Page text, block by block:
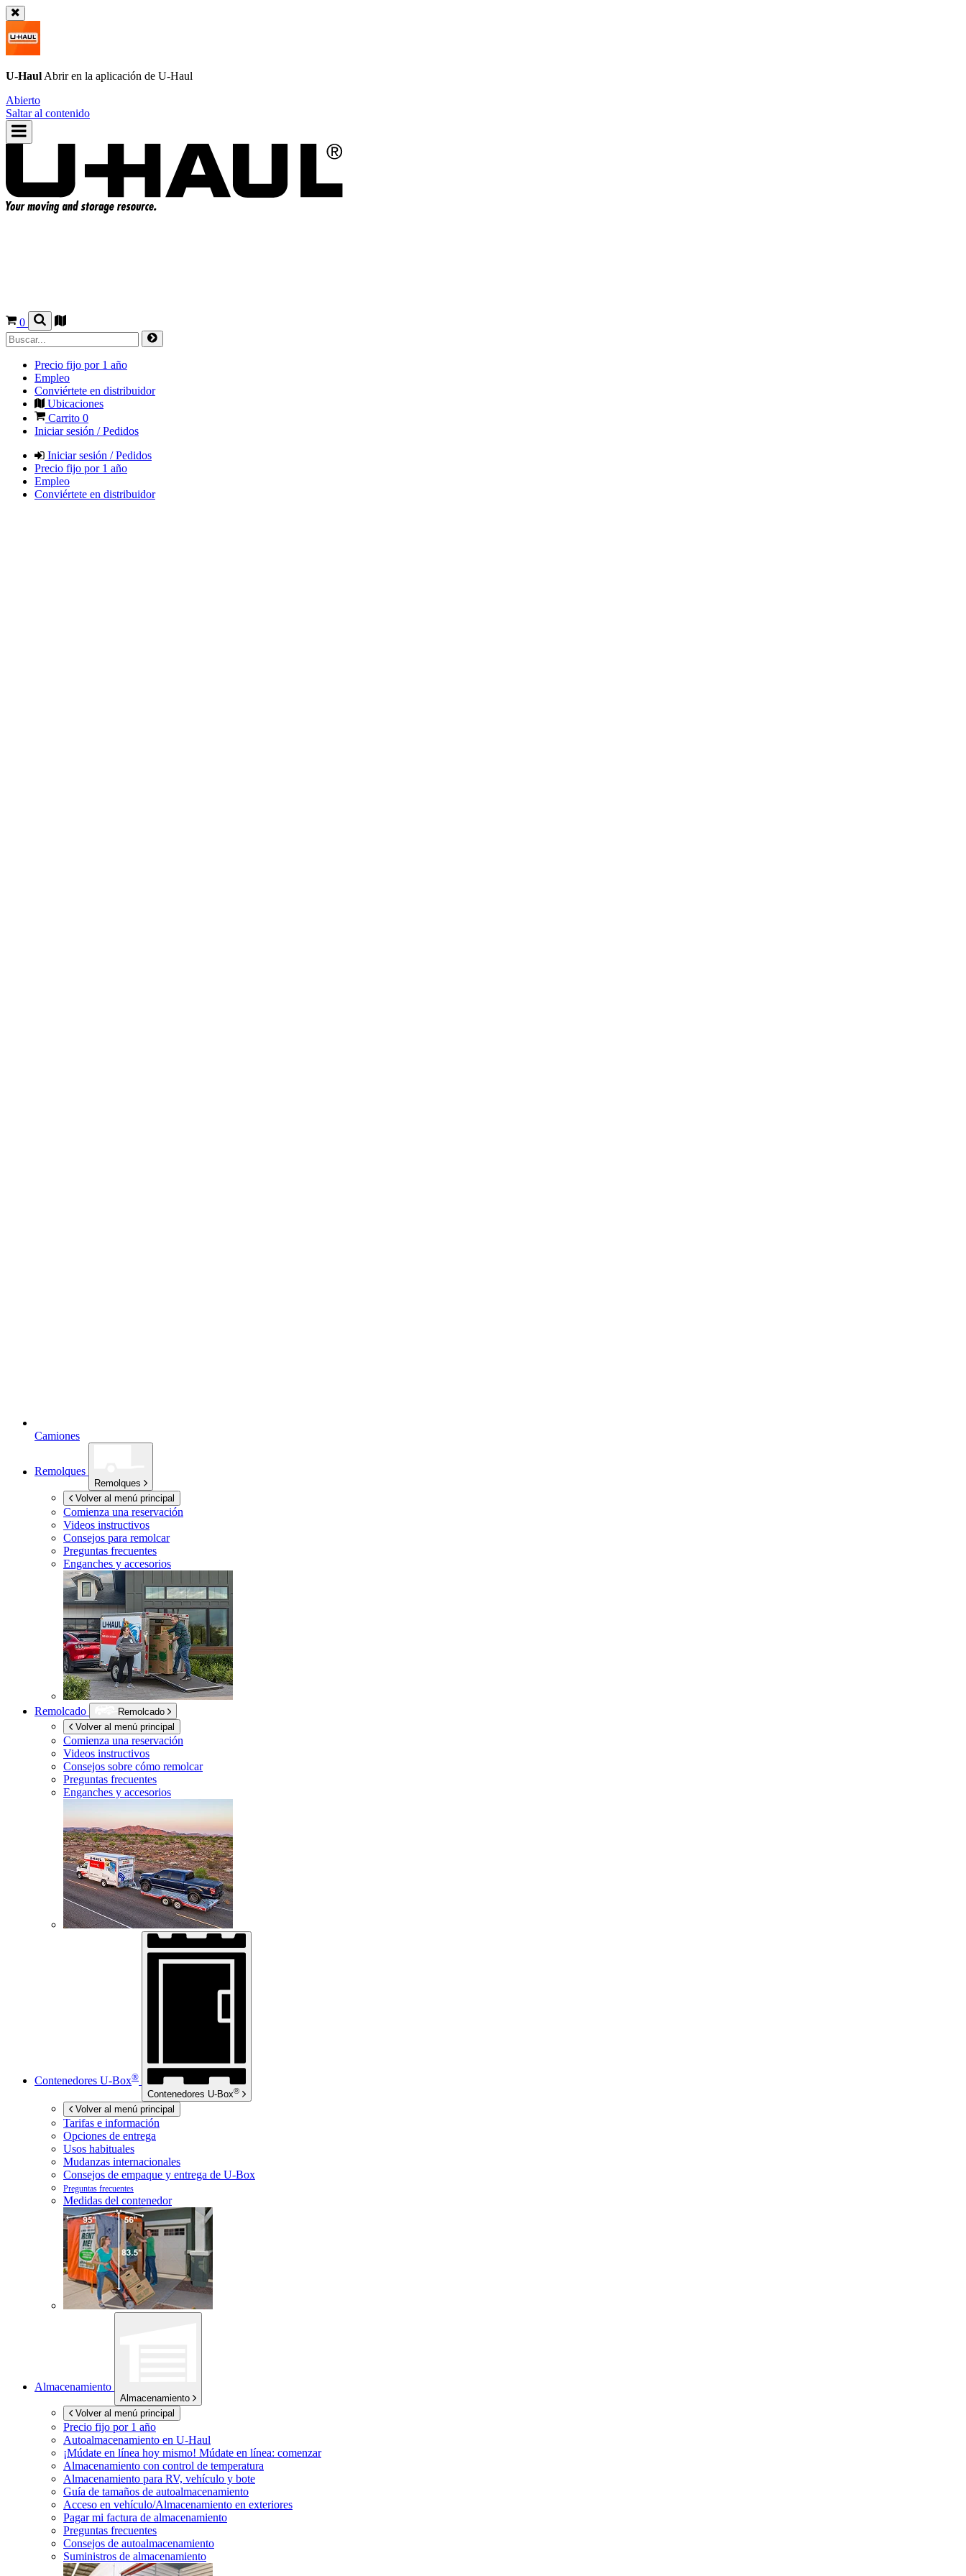
U-Haul Abrir en la aplicación de U-Haul
Abierto
Saltar al contenido
0
Precio fijo por 1 año
Empleo
Conviértete en distribuidor
Ubicaciones
Carrito 0
Iniciar sesión / Pedidos
Iniciar sesión / Pedidos
Precio fijo por 1 año
Empleo
Conviértete en distribuidor
Camiones
Remolques
Remolques
Volver al menú principal
Comienza una reservación
Videos instructivos
Consejos para remolcar
Preguntas frecuentes
Enganches y accesorios
Remolcado
Remolcado
Volver al menú principal
Comienza una reservación
Videos instructivos
Consejos sobre cómo remolcar
Preguntas frecuentes
Enganches y accesorios
Contenedores U-Box®
Contenedores U-Box®
Volver al menú principal
Tarifas e información
Opciones de entrega
Usos habituales
Mudanzas internacionales
Consejos de empaque y entrega de U-Box
Preguntas frecuentes
Medidas del contenedor
Almacenamiento
Almacenamiento
Volver al menú principal
Precio fijo por 1 año
Autoalmacenamiento en U-Haul
¡Múdate en línea hoy mismo! Múdate en línea: comenzar
Almacenamiento con control de temperatura
Almacenamiento para RV, vehículo y bote
Guía de tamaños de autoalmacenamiento
Acceso en vehículo/Almacenamiento en exteriores
Pagar mi factura de almacenamiento
Preguntas frecuentes
Consejos de autoalmacenamiento
Suministros de almacenamiento